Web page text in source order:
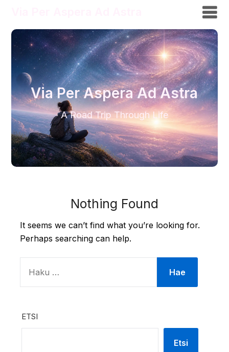
Via Per Aspera Ad Astra
A Road Trip Through Life
Nothing Found
It seems we can’t find what you’re looking for.
Perhaps searching can help.
ETSI
Etsi